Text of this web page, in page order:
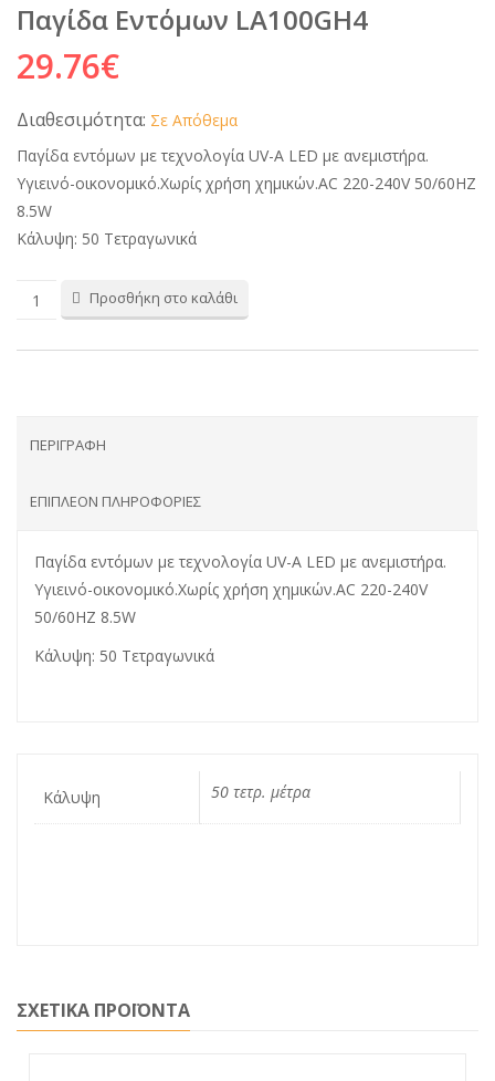
ΕΠΙΚΟΙΝΩΝΙΑ
Παγίδα Εντόμων LA100GH4
29.76€
Διαθεσιμότητα: Σε Απόθεμα
Παγίδα εντόμων με τεχνολογία UV-A LED με ανεμιστήρα.
Υγιεινό-οικονομικό.Χωρίς χρήση χημικών.AC 220-240V 50/60HZ
8.5W
Κάλυψη: 50 Τετραγωνικά
Προσθήκη στο καλάθι
ΠΕΡΙΓΡΑΦΉ
ΕΠΙΠΛΈΟΝ ΠΛΗΡΟΦΟΡΊΕΣ
Παγίδα εντόμων με τεχνολογία UV-A LED με ανεμιστήρα.
Υγιεινό-οικονομικό.Χωρίς χρήση χημικών.AC 220-240V
50/60HZ 8.5W
Κάλυψη: 50 Τετραγωνικά
Κάλυψη 50 τετρ. μέτρα
ΣΧΕΤΙΚΑ ΠΡΟΪΟΝΤΑ